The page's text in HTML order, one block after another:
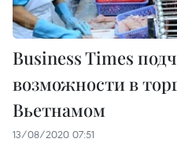
Business Times
возможности в
Вьетнамом
13/08/2020 07:51